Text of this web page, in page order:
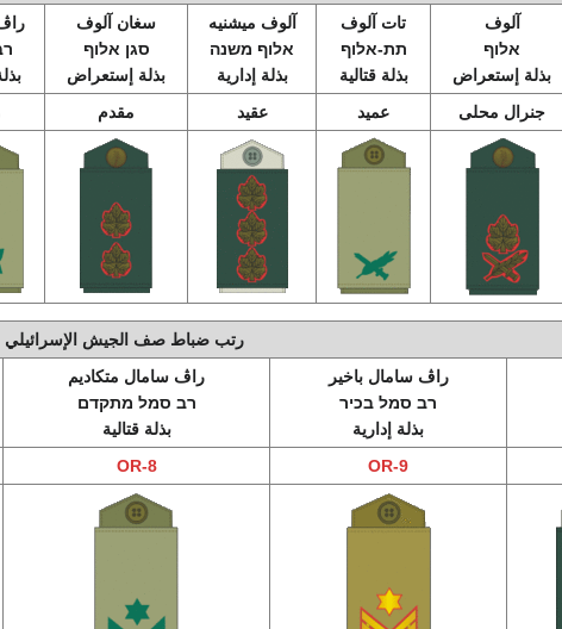
آلوف
אלוף
بذلة إستعراض
تات آلوف
תת-אלוף
بذلة قتالية
آلوف ميشنيه
אלוף משנה
بذلة إدارية
سغان آلوف
סגן אלוף
بذلة إستعراض
جنرال محلى عميد عقيد مقدم
رتب ضباط صف الجيش الإسرائيلي
راڤ سامال باخير
רב סמל בכיר
بذلة إدارية
راڤ سامال متكاديم
רב סמל מתקדם
بذلة قتالية
OR-9
OR-8